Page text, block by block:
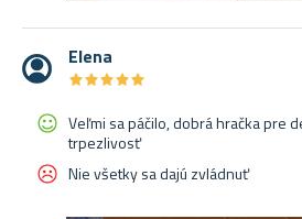
Elena
★★★★★
★★★★★
Veľmi sa páčilo, dobrá hračka pre
trpezlivosť
Nie všetky sa dajú zvládnuť